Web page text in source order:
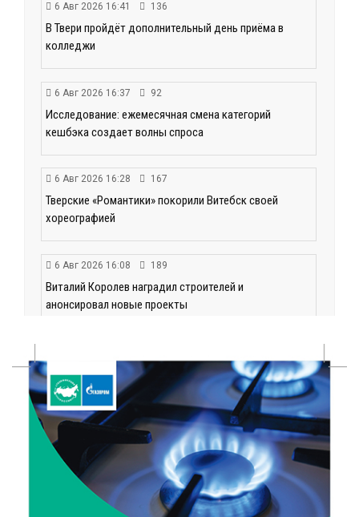
6 Авг 2026 16:41 136
В Твери пройдёт дополнительный день приёма в
колледжи
6 Авг 2026 16:37 92
Исследование: ежемесячная смена категорий
кешбэка создает волны спроса
6 Авг 2026 16:28 167
Тверские «Романтики» покорили Витебск своей
хореографией
6 Авг 2026 16:08 189
Виталий Королев наградил строителей и
анонсировал новые проекты
Объем выдачи ипотеки в России вырос на 38%
6 Авг 2026 16:01 114
Калининские футболисты представят Тверскую
область на всероссийском марафоне «Земля
спорта»